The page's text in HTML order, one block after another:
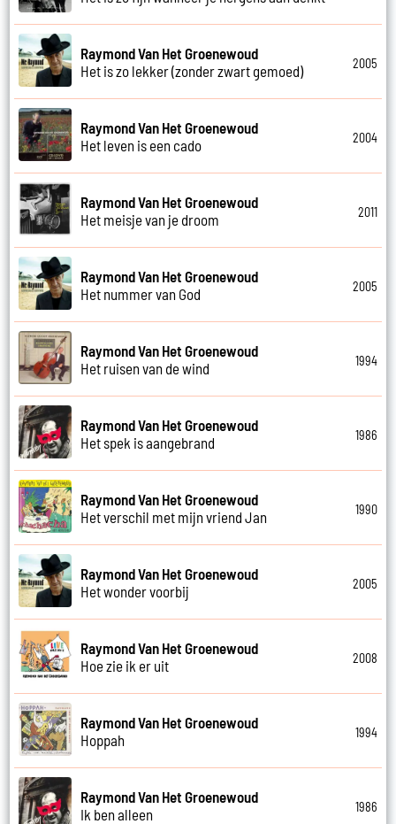
Raymond Van Het Groenewoud
Het is zo lekker (zonder zwart gemoed)
2005
Raymond Van Het Groenewoud
Het leven is een cado
2004
Raymond Van Het Groenewoud
Het meisje van je droom
2011
Raymond Van Het Groenewoud
Het nummer van God
2005
Raymond Van Het Groenewoud
Het ruisen van de wind
1994
Raymond Van Het Groenewoud
Het spek is aangebrand
1986
Raymond Van Het Groenewoud
Het verschil met mijn vriend Jan
1990
Raymond Van Het Groenewoud
Het wonder voorbij
2005
Raymond Van Het Groenewoud
Hoe zie ik er uit
2008
Raymond Van Het Groenewoud
Hoppah
1994
Raymond Van Het Groenewoud
Ik ben alleen
1986